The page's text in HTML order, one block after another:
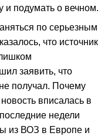
и подумать о вечном.
по серьезным
что источник
заявить, что
получал. Почему
вписалась в
недели
из ВОЗ в Европе и